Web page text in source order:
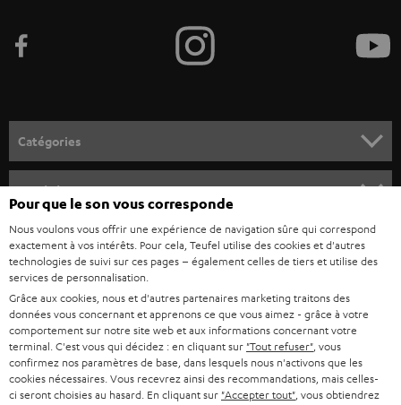
z
o
u
s
à
l
a
n
e
w
s
Catégories
BARRES DE SON
STEREO
SMART HOME
BLUETOOTH
Société
SUPPORT
CARRIÈRE
PRESSE
B2B
Boutiques en ligne Teufel
ALLEMAGNE
AUTRICHE
SUISSE
Pour que le son vous corresponde
Nous voulons vous offrir une expérience de navigation sûre qui correspond
exactement à vos intérêts. Pour cela, Teufel utilise des cookies et d'autres
technologies de suivi sur ces pages – également celles de tiers et utilise des
services de personnalisation.
Grâce aux cookies, nous et d'autres partenaires marketing traitons des
données vous concernant et apprenons ce que vous aimez - grâce à votre
comportement sur notre site web et aux informations concernant votre
terminal. C'est vous qui décidez : en cliquant sur "Tout refuser" , vous
confirmez nos paramètres de base, dans lesquels nous n'activons que les
cookies nécessaires. Vous recevrez ainsi des recommandations, mais celles-
ci seront choisies au hasard. En cliquant sur "Accepter tout" , vous obtiendrez